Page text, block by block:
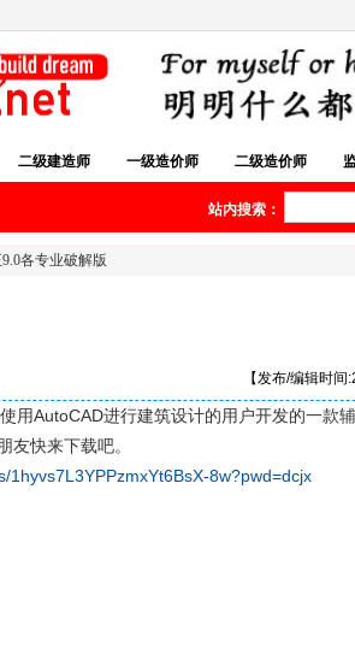
二级建造师 一级造价师 二级造价师
站内搜索：
各专业破解版
【发布/编辑时
用AutoCAD进行建筑设计的用户开发的一
友快来下载吧。
1hyvs7L3YPPzmxYt6BsX-8w?pwd=dcjx